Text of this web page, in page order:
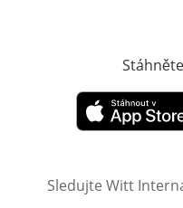
Otevře v
Sledujte Witt